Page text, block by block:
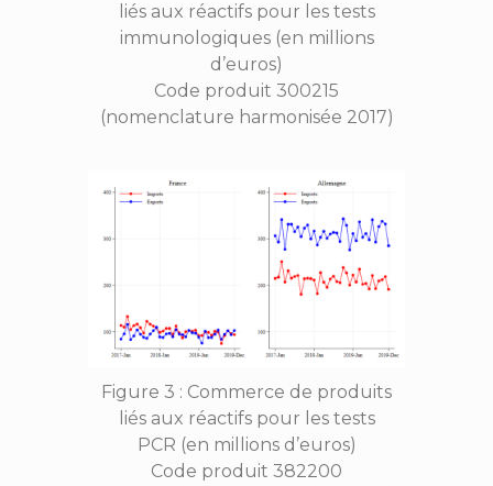
liés aux réactifs pour les tests
immunologiques (en millions
d’euros)
Code produit 300215
(nomenclature harmonisée 2017)
Figure 3 : Commerce de produits
liés aux réactifs pour les tests
PCR (en millions d’euros)
Code produit 382200